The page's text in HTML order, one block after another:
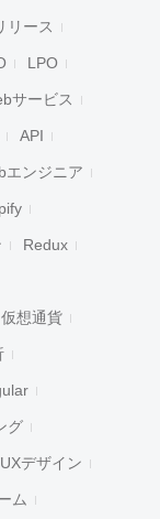
リース
LPO
サービス
API
エンジニア
Redux
仮想通貨
グ
デザイン
ム